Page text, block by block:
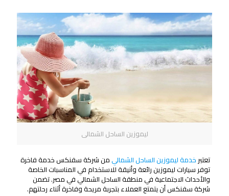
ليموزين الساحل الشمالى
تعتبر خدمة ليموزين الساحل الشماليمن شركة سفنكس خدمة فاخرة
توفر سيارات ليموزين رائعة وأنيقة للاستخدام في المناسبات الخاصة
والأحداث الاجتماعية في منطقة الساحل الشمالي في مصر. تضمن
شركة سفنكس أن يتمتع العملاء بتجربة مريحة وفاخرة أثناء رحلتهم.